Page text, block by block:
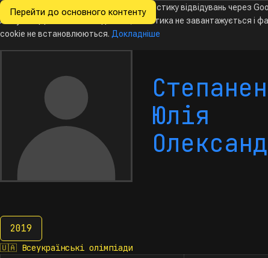
Перейти до основного контенту
Всеукраїнські
з інформатики
Юлія
2019
2019
🇺🇦 Всеукраїнські олімпіади
Ми хочемо збирати знеособлену статистику відвідувань через
Analytics. Доки ви не погодитесь, аналітика не завантажується і
cookie не встановлюються. Докладніше